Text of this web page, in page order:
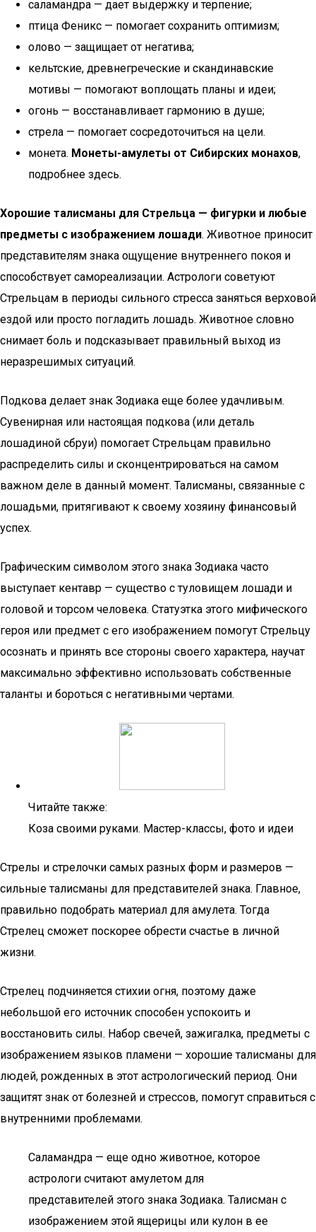
саламандра — дает выдержку и терпение;
птица Феникс — помогает сохранить оптимизм;
олово — защищает от негатива;
кельтские, древнегреческие и скандинавские
мотивы — помогают воплощать планы и идеи;
огонь — восстанавливает гармонию в душе;
стрела — помогает сосредоточиться на цели.
монета. Монеты-амулеты от Сибирских монахов,
подробнее здесь.
Хорошие талисманы для Стрельца — фигурки и любые
предметы с изображением лошади. Животное приносит
представителям знака ощущение внутреннего покоя и
способствует самореализации. Астрологи советуют
Стрельцам в периоды сильного стресса заняться верховой
ездой или просто погладить лошадь. Животное словно
снимает боль и подсказывает правильный выход из
неразрешимых ситуаций.
Подкова делает знак Зодиака еще более удачливым.
Сувенирная или настоящая подкова (или деталь
лошадиной сбруи) помогает Стрельцам правильно
распределить силы и сконцентрироваться на самом
важном деле в данный момент. Талисманы, связанные с
лошадьми, притягивают к своему хозяину финансовый
успех.
Графическим символом этого знака Зодиака часто
выступает кентавр — существо с туловищем лошади и
головой и торсом человека. Статуэтка этого мифического
героя или предмет с его изображением помогут Стрельцу
осознать и принять все стороны своего характера, научат
максимально эффективно использовать собственные
таланты и бороться с негативными чертами.
Читайте также:
Коза своими руками. Мастер-классы, фото и идеи
Стрелы и стрелочки самых разных форм и размеров —
сильные талисманы для представителей знака. Главное,
правильно подобрать материал для амулета. Тогда
Стрелец сможет поскорее обрести счастье в личной
жизни.
Стрелец подчиняется стихии огня, поэтому даже
небольшой его источник способен успокоить и
восстановить силы. Набор свечей, зажигалка, предметы с
изображением языков пламени — хорошие талисманы для
людей, рожденных в этот астрологический период. Они
защитят знак от болезней и стрессов, помогут справиться с
внутренними проблемами.
Саламандра — еще одно животное, которое
астрологи считают амулетом для
представителей этого знака Зодиака. Талисман с
изображением этой ящерицы или кулон в ее